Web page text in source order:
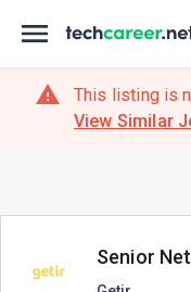
This listing is
View Similar
Senior